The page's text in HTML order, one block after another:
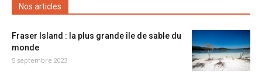
Nos articles
Fraser Island : la plus grande île de sable du
monde
5 septembre 2023